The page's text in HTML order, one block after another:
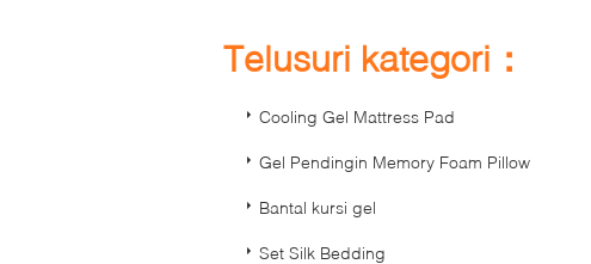
Telusuri kategori：
Cooling Gel Mattress Pad
Gel Pendingin Memory Foam Pillow
Bantal kursi gel
Set Silk Bedding